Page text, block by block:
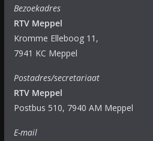
Bezoekadres
RTV Meppel
Kromme Elleboog 11,
7941 KC Meppel
Postadres/secretariaat
RTV Meppel
Postbus 510, 7940 AM Meppel
E-mail